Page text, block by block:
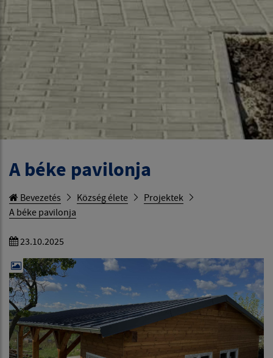
A béke pavilonja
Bevezetés Község élete
Projektek
A béke pavilonja
23.10.2025